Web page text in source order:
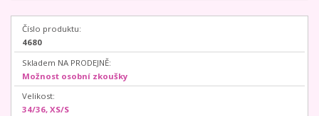
Číslo produktu:
4680
Skladem NA PRODEJNĚ:
Možnost osobní zkoušky
Velikost:
34/36, XS/S